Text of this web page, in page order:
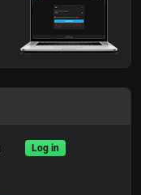
Log in